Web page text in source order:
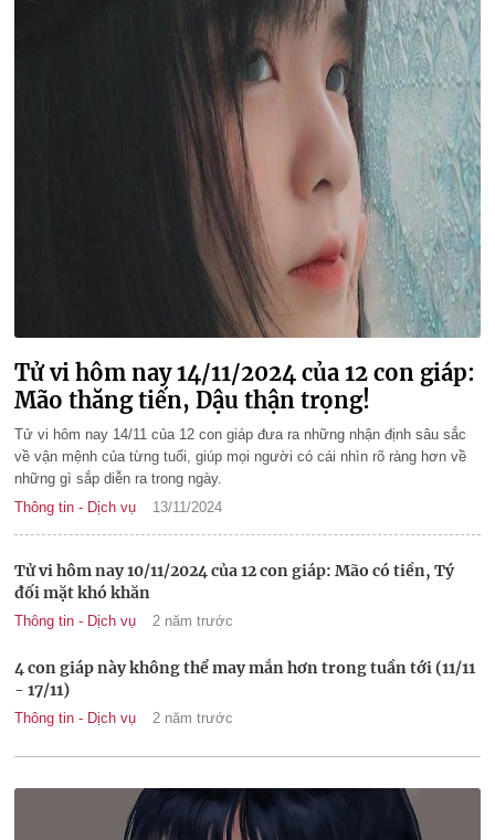
Tử vi hôm nay 14/11/2024 của 12 con giáp:
Mão thăng tiến, Dậu thận trọng!
Tử vi hôm nay 14/11 của 12 con giáp đưa ra những nhận định sâu sắc
về vận mệnh của từng tuổi, giúp mọi người có cái nhìn rõ ràng hơn về
những gì sắp diễn ra trong ngày.
Thông tin - Dịch vụ
13/11/2024
Tử vi hôm nay 10/11/2024 của 12 con giáp: Mão có tiền, Tý
đối mặt khó khăn
Thông tin - Dịch vụ 2 năm trước
4 con giáp này không thể may mắn hơn trong tuần tới (11/11
- 17/11)
Thông tin - Dịch vụ 2 năm trước